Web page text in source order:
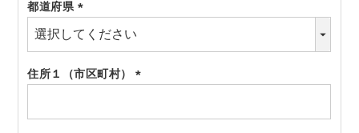
都道府県
(必
須)
住所１（市区町村）
須)